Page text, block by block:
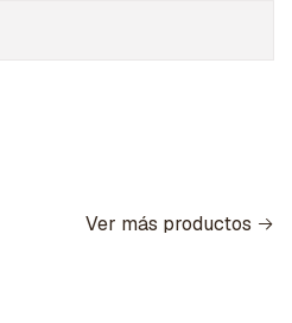
Ver más productos